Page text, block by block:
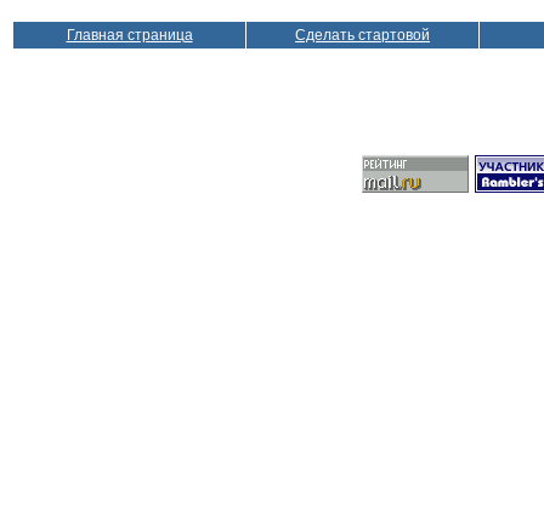
Главная страница Сделать стартовой